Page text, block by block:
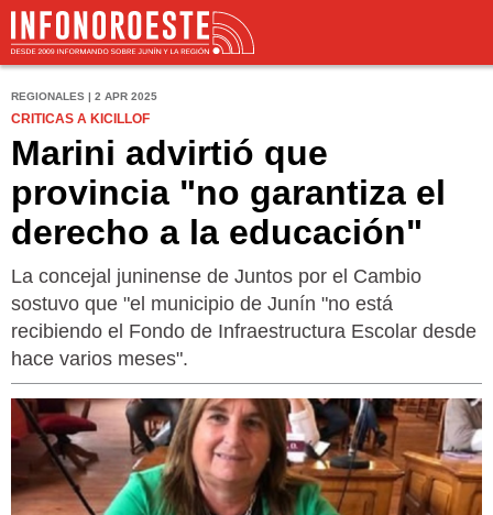
REGIONALES | 2 APR 2025
CRITICAS A KICILLOF
Marini advirtió que
provincia "no garantiza el
derecho a la educación"
La concejal juninense de Juntos por el Cambio
sostuvo que "el municipio de Junín "no está
recibiendo el Fondo de Infraestructura Escolar desde
hace varios meses".